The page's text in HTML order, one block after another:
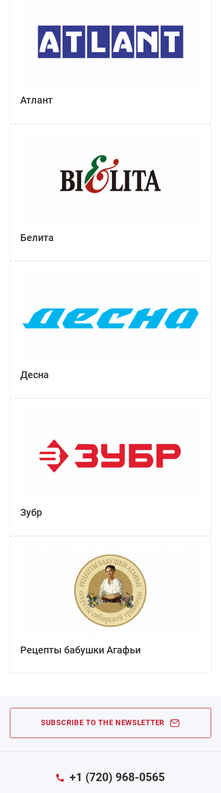
Атлант
Белита
Десна
Зубр
Рецепты бабушки Агафьи
SUBSCRIBE TO THE NEWSLETTER
+1 (720) 968-0565